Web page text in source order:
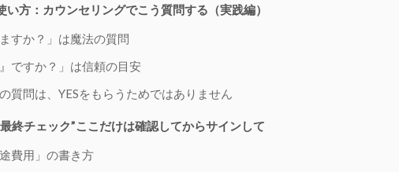
い方：カウンセリングでこう質問する（実践編）
すか？」は魔法の質問
ですか？」は信頼の目安
質問は、YESをもらうためではありません
終チェック”ここだけは確認してからサインして
費用」の書き方